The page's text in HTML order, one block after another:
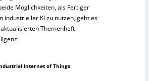
Möglichkeiten, als Fertiger
industrieller KI zu nutzen, geht es
Themenheft
Internet of Things